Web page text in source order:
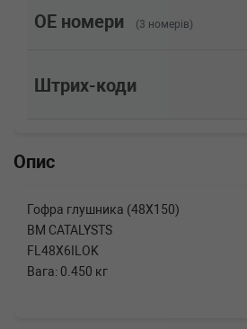
OE номери (3 номерів)
Штрих-коди
Опис
Гофра глушника (48X150)
BM CATALYSTS
FL48X6ILOK
Вага: 0.450 кг